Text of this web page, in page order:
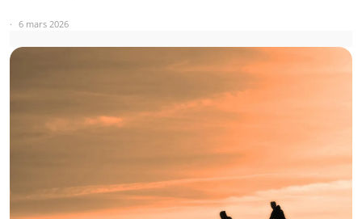
6 mars 2026